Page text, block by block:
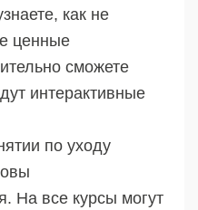
как не
ценные
сможете
интерактивные
по уходу
На все курсы могут